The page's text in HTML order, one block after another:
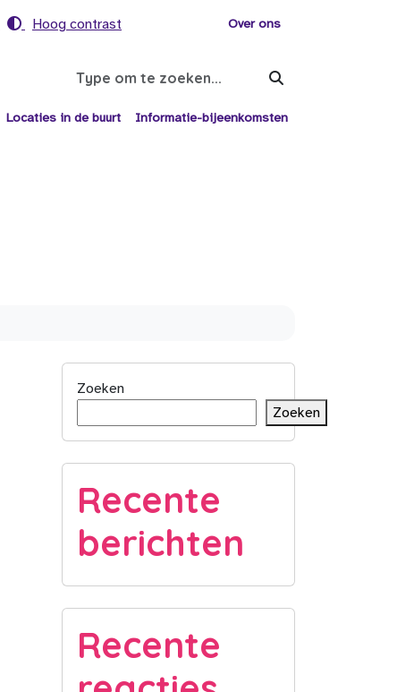
Hoog contrast Over ons
Search
Locaties in de buurt Informatie-bijeenkomsten
Zoeken
Zoeken
Recente
berichten
Recente